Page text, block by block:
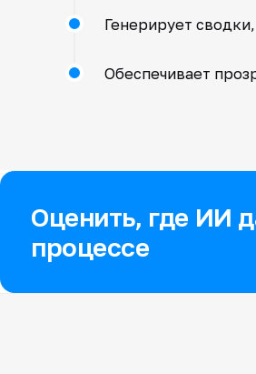
Генерирует
Обеспечивает
Оценить, где ИИ
процессе